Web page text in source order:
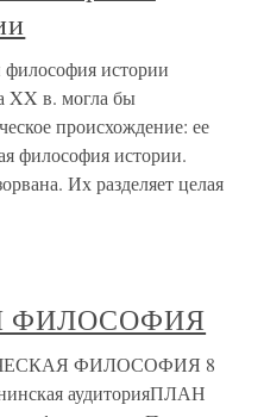
истории
XX в. могла бы
происхождение: ее
философия истории.
Их разделяет целая
ФИЛОСОФИЯ
ФИЛОСОФИЯ 8
аудиторияПЛАН